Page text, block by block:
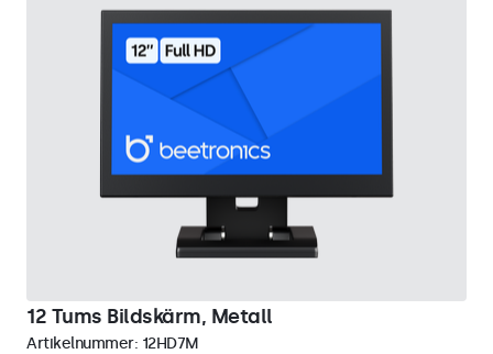
12 Tums Bildskärm, Metall
Artikelnummer: 12HD7M